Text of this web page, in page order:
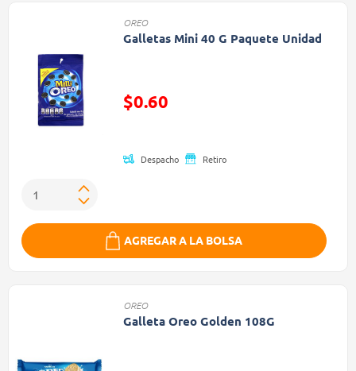
OREO
Galletas Mini 40 G Paquete Unidad
Precio reducido de
$0.60
Despacho Retiro
AGREGAR A LA BOLSA
OREO
Galleta Oreo Golden 108G